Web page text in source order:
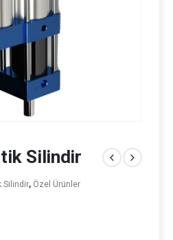
Silindir
Silindir, Özel Ürünler